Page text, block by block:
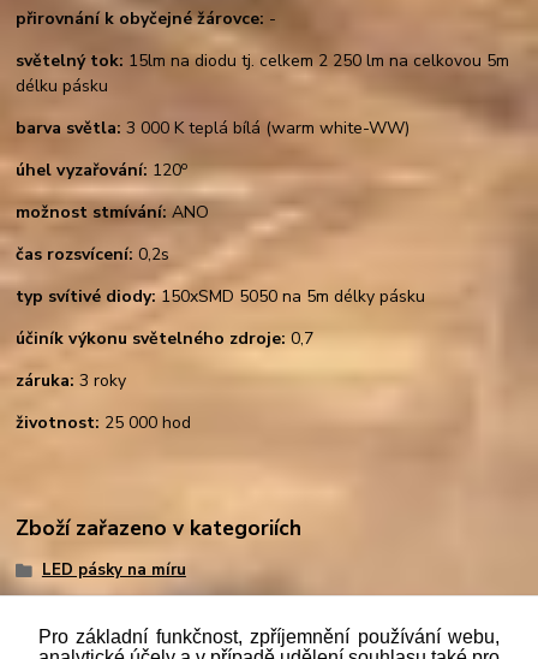
přirovnání k obyčejné žárovce: -
světelný tok: 15lm na diodu tj. celkem 2 250 lm na celkovou 5m
délku pásku
barva světla: 3 000 K teplá bílá (warm white-WW)
úhel vyzařování: 120o
možnost stmívání: ANO
čas rozsvícení: 0,2s
typ svítivé diody:150xSMD 5050 na 5m délky pásku
účiník výkonu světelného zdroje: 0,7
záruka: 3 roky
životnost: 25 000 hod
Zboží zařazeno v kategoriích
LED pásky na míru
Pro základní funkčnost, zpříjemnění používání webu,